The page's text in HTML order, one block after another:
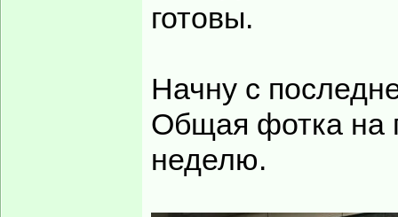
готовы.
Начну с
Общая фотка на
неделю.